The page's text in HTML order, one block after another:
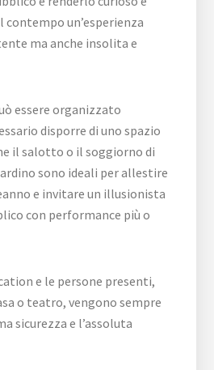
un’esperienza
ma anche insolita e
essere organizzato
disporre di uno spazio
il salotto o il soggiorno di
sono ideali per allestire
e invitare un illusionista
con performance più o
e le persone presenti,
o teatro, vengono sempre
sicurezza e l’assoluta